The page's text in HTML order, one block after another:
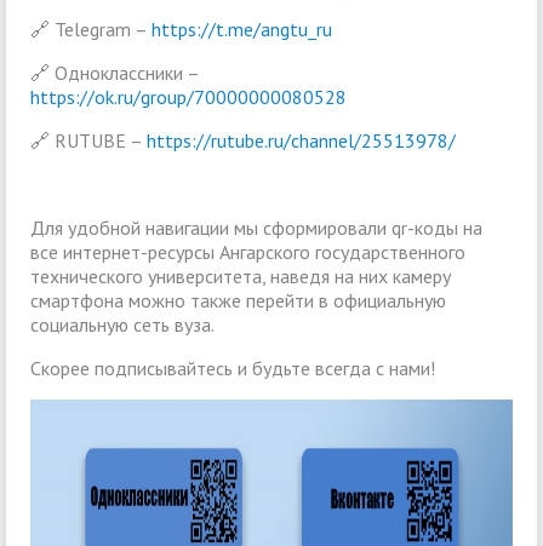
🔗 Telegram – https://t.me/angtu_ru
🔗 Одноклассники –
https://ok.ru/group/70000000080528
🔗 RUTUBE – https://rutube.ru/channel/25513978/
Для удобной навигации мы сформировали qr-коды на
все интернет-ресурсы Ангарского государственного
технического университета, наведя на них камеру
смартфона можно также перейти в официальную
социальную сеть вуза.
Скорее подписывайтесь и будьте всегда с нами!